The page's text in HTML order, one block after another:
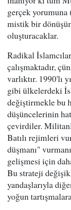
gerçek yorumuna
mistik bir
oluşturacaklar.
Radikal
çalışmaktadır,
varlıktır. 1990'lı
gibi ülkelerdeki
değiştirmekle bu
düşüncelerinin
çevirdiler.
Batılı rejimleri
düşmanı"
gelişmesi için
Bu strateji
yandaşlarıyla
yoğun